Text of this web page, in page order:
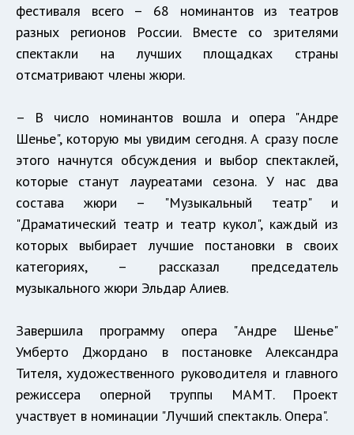
фестиваля всего – 68 номинантов из театров
разных регионов России. Вместе со зрителями
спектакли на лучших площадках страны
отсматривают члены жюри.
– В число номинантов вошла и опера "Андре
Шенье", которую мы увидим сегодня. А сразу после
этого начнутся обсуждения и выбор спектаклей,
которые станут лауреатами сезона. У нас два
состава жюри – "Музыкальный театр" и
"Драматический театр и театр кукол", каждый из
которых выбирает лучшие постановки в своих
категориях, – рассказал председатель
музыкального жюри Эльдар Алиев.
Завершила программу опера "Андре Шенье"
Умберто Джордано в постановке Александра
Тителя, художественного руководителя и главного
режиссера оперной труппы МАМТ. Проект
участвует в номинации "Лучший спектакль. Опера".